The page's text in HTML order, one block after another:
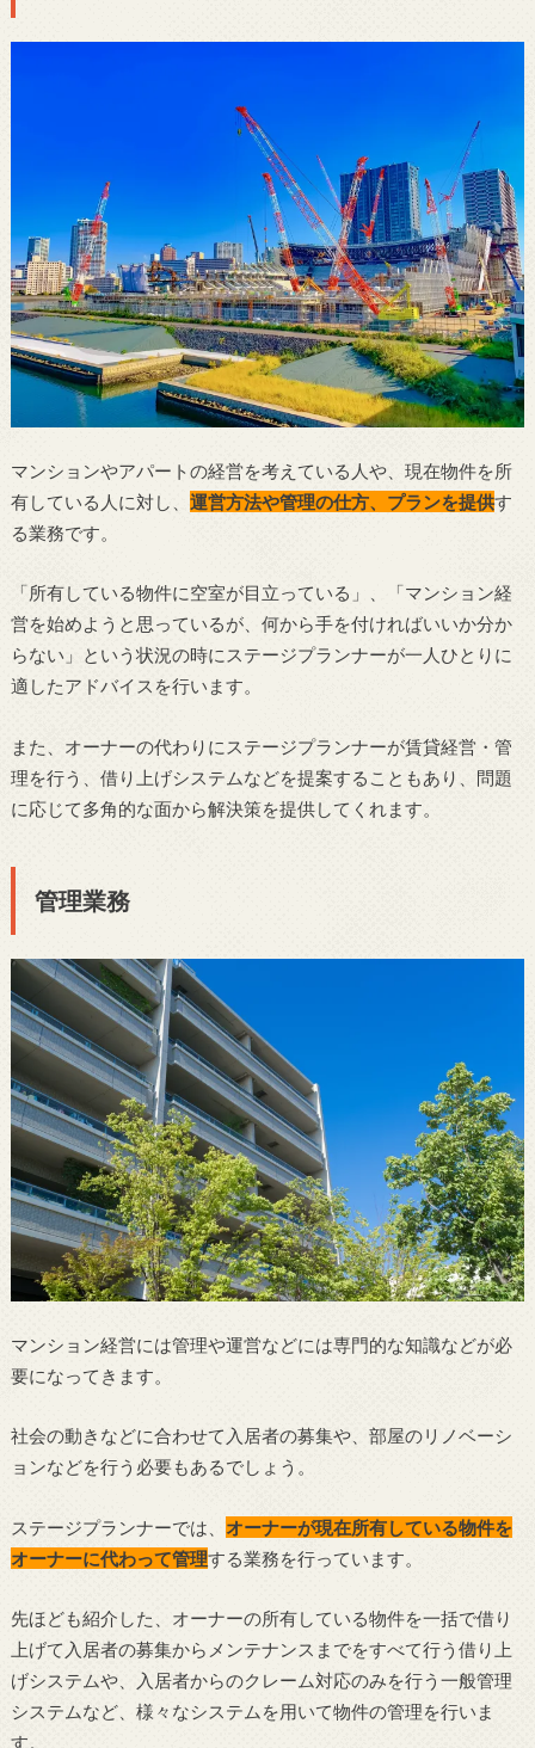
マンションやアパートの経営を考えている人や、現在物件を所
有している人に対し、 運営方法や管理の仕方、プランを提供す
る業務です。
「所有している物件に空室が目立っている」、「マンション経
営を始めようと思っているが、何から手を付ければいいか分か
らない」という状況の時にステージプランナーが一人ひとりに
適したアドバイスを行います。
また、オーナーの代わりにステージプランナーが賃貸経営・管
理を行う、借り上げシステムなどを提案することもあり、問題
に応じて多角的な面から解決策を提供してくれます。
管理業務
マンション経営には管理や運営などには専門的な知識などが必
要になってきます。
社会の動きなどに合わせて入居者の募集や、部屋のリノベーシ
ョンなどを行う必要もあるでしょう。
ステージプランナーでは、 オーナーが現在所有している物件を
オーナーに代わって管理する業務を行っています。
先ほども紹介した、オーナーの所有している物件を一括で借り
上げて入居者の募集からメンテナンスまでをすべて行う借り上
げシステムや、入居者からのクレーム対応のみを行う一般管理
システムなど、様々なシステムを用いて物件の管理を行いま
す。